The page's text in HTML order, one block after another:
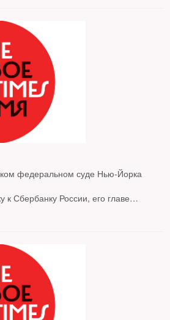
федеральном суде Нью-Йорка
к Сбербанку России, его главе
компании «Павловскгранит».
представлять Марк Касовиц,
Трампа